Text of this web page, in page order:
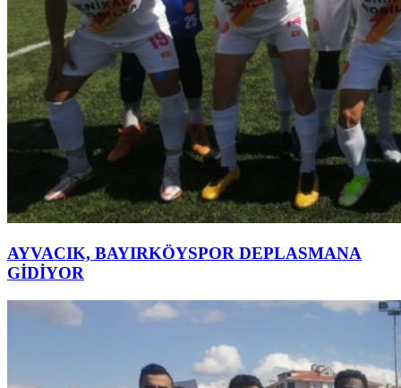
AYVACIK, BAYIRKÖYSPOR DEPLASMANA
GİDİYOR